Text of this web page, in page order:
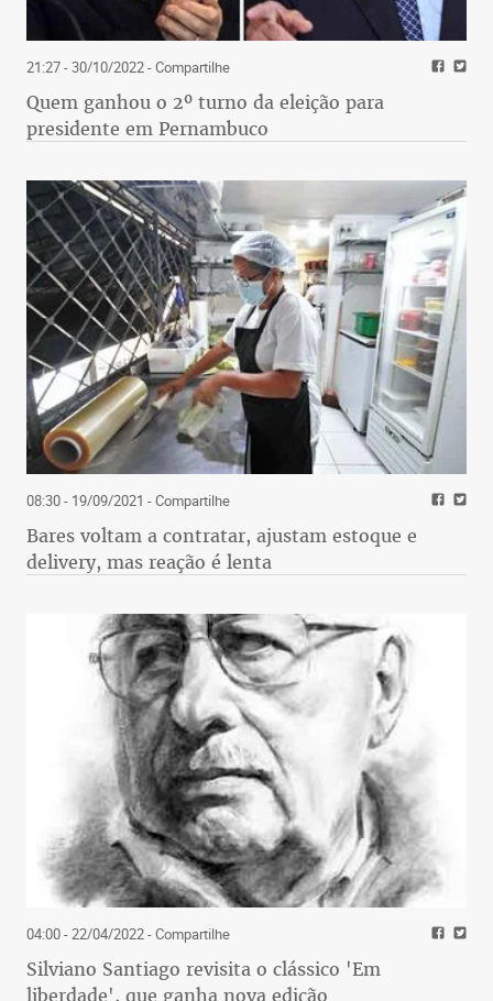
21:27 - 30/10/2022- Compartilhe
Quem ganhou o 2º turno da eleição para
presidente em Pernambuco
08:30 - 19/09/2021 - Compartilhe
Bares voltam a contratar, ajustam estoque e
delivery, mas reação é lenta
04:00 - 22/04/2022- Compartilhe
Silviano Santiago revisita o clássico 'Em
liberdade', que ganha nova edição